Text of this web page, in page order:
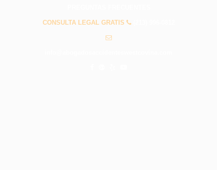
CONSULTA LEGAL GRATIS